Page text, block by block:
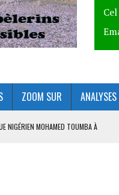
ZOOM SUR
RÉSIDENT PAR